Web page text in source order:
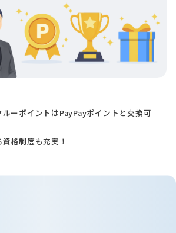
ーポイントはPayPayポイントと交換可
格制度も充実！